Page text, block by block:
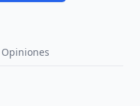
Opiniones